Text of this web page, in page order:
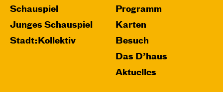
Schauspiel
Junges Schauspiel
Stadt:Kollektiv
Programm
Karten
Besuch
Das D’haus
Aktuelles